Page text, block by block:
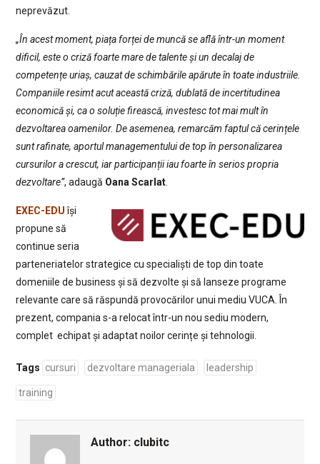
neprevăzut.
„În acest moment, piața forței de muncă se află într-un moment
dificil, este o criză foarte mare de talente și un decalaj de
competențe uriaș, cauzat de schimbările apărute în toate industriile.
Companiile resimt acut această criză, dublată de incertitudinea
economică și, ca o soluție firească, investesc tot mai mult în
dezvoltarea oamenilor. De asemenea, remarcăm faptul că cerințele
sunt rafinate, aportul managementului de top în personalizarea
cursurilor a crescut, iar participanții iau foarte în serios propria
dezvoltare”, adaugă Oana Scarlat.
EXEC-EDUîși
propune să
continue seria
parteneriatelor strategice cu specialiști de top din toate
domeniile de business și să dezvolte și să lanseze programe
relevante care să răspundă provocărilor unui mediu VUCA. În
prezent, compania s-a relocat într-un nou sediu modern,
complet echipat și adaptat noilor cerințe și tehnologii.
Tags cursuri dezvoltare manageriala leadership
training
Author: clubitc